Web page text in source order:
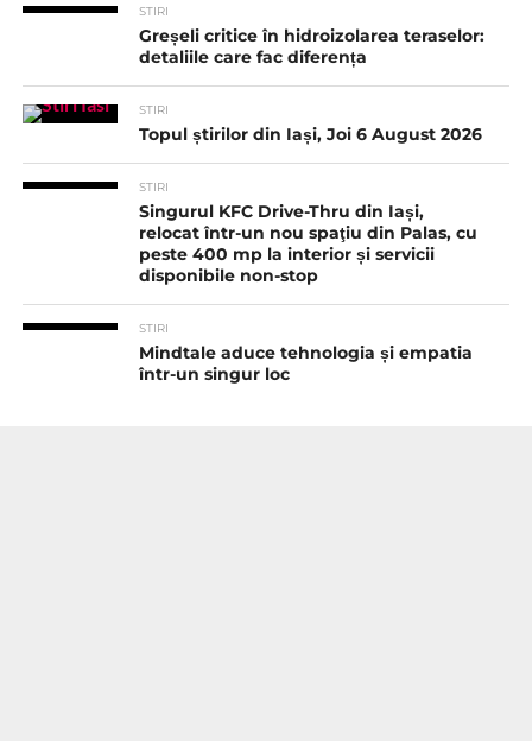
STIRI
Greșeli critice în hidroizolarea teraselor:
detaliile care fac diferența
STIRI
Topul știrilor din Iași, Joi 6 August 2026
STIRI
Singurul KFC Drive-Thru din Iași,
relocat într-un nou spaţiu din Palas, cu
peste 400 mp la interior și servicii
disponibile non-stop
STIRI
Mindtale aduce tehnologia și empatia
într-un singur loc